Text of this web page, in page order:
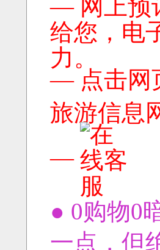
给您，电
力。
— 点击网
旅游信息
—
● 0购物0
一点，但